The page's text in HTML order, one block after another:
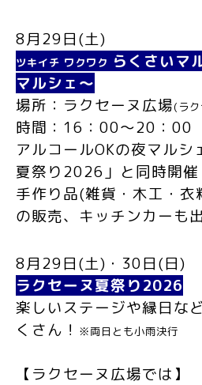
8月29日(土)
ツキイチ ワクワク らくさいマ
マルシェ～
場所：ラクセーヌ広場( ラ
時間： 16 ： 00～20 ： 00
アルコールOKの夜マルシ
夏祭り2026 」と同時開催
手作り品(雑貨・木工・衣
の販売、キッチンカーも
8月29日(土) ・ 30日(日)
ラクセーヌ夏祭り2026
楽しいステージや縁日な
くさん！
※両日とも小雨決行
【ラクセーヌ広場では】